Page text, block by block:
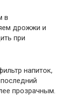
в
дрожжи и
при
напиток,
прозрачным.